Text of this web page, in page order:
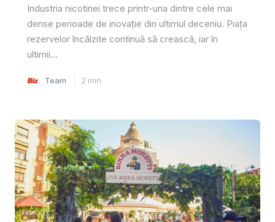
Industria nicotinei trece printr-una dintre cele mai
dense perioade de inovație din ultimul deceniu. Piața
rezervelor încălzite continuă să crească, iar în
ultimii...
Team 2 min